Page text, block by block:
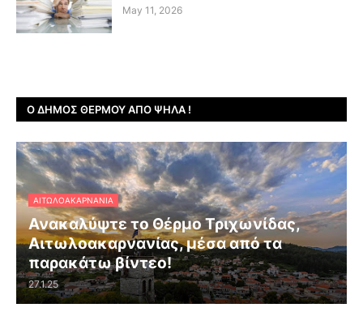
May 11, 2026
Ο ΔΉΜΟΣ ΘΈΡΜΟΥ ΑΠΌ ΨΗΛΆ !
ΑΙΤΩΛΟΑΚΑΡΝΑΝΊΑ
Ανακαλύψτε το Θέρμο Τριχωνίδας,
Αιτωλοακαρνανίας, μέσα από τα
παρακάτω βίντεο!
27.1.25